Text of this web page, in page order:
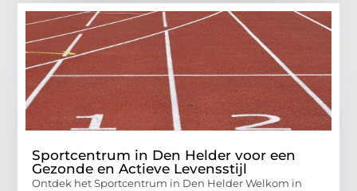
Sportcentrum in Den Helder voor een
Gezonde en Actieve Levensstijl
Ontdek het Sportcentrum in Den Helder Welkom in